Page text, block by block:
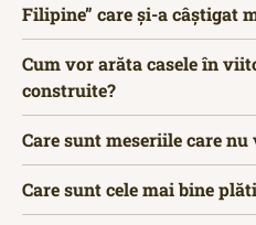
Filipine” care și-a câștigat
Cum vor arăta casele în
construite?
Care sunt meseriile care
Care sunt cele mai bine